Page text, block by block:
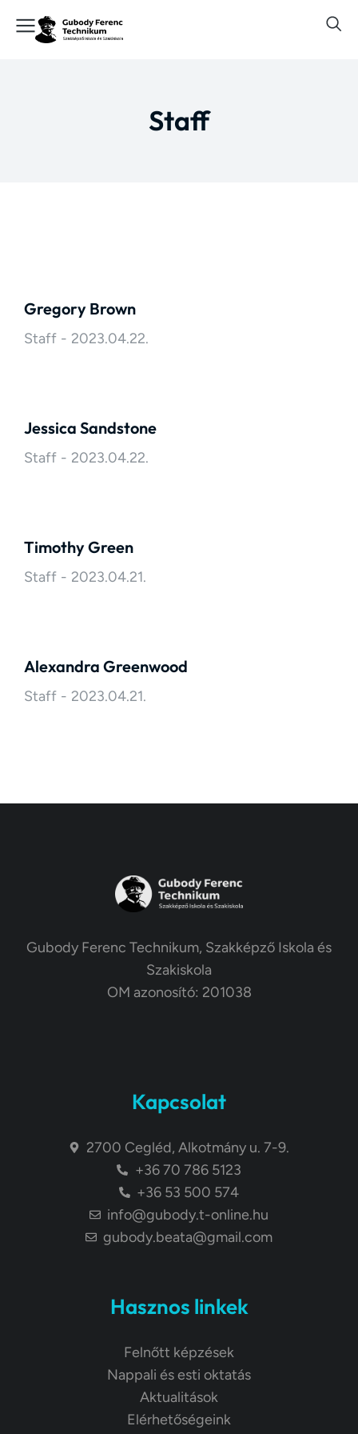
Staff
Gregory Brown
Staff 2023.04.22.
Jessica Sandstone
Staff 2023.04.22.
Timothy Green
Staff 2023.04.21.
Alexandra Greenwood
Staff 2023.04.21.
Gubody Ferenc Technikum, Szakképző Iskola és
Szakiskola
OM azonosító: 201038
Kapcsolat
2700 Cegléd, Alkotmány u. 7-9.
+36 70 786 5123
+36 53 500 574
info@gubody.t-online.hu
gubody.beata@gmail.com
Hasznos linkek
Felnőtt képzések
Nappali és esti oktatás
Aktualitások
Elérhetőségeink